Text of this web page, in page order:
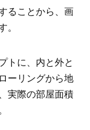
ることから、画
。
トに、内と外と
ーリングから地
実際の部屋面積